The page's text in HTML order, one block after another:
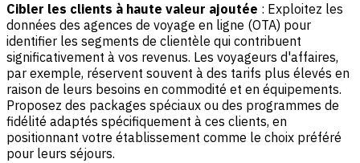
Cibler les clients à haute valeur ajoutée : Exploitez les
données des agences de voyage en ligne (OTA) pour
identifier les segments de clientèle qui contribuent
significativement à vos revenus. Les voyageurs d'affaires,
par exemple, réservent souvent à des tarifs plus élevés en
raison de leurs besoins en commodité et en équipements.
Proposez des packages spéciaux ou des programmes de
fidélité adaptés spécifiquement à ces clients, en
positionnant votre établissement comme le choix préféré
pour leurs séjours.